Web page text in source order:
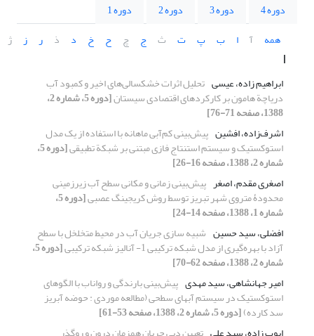
دوره 4
دوره 3 دوره 2
دوره 1
همه
آ ا ب پ ت ث ج چ ح خ د ذ ر ز ژ
ا
ابراهیم زاده، عیسی تحلیل اثرات خشکسالی‌های اخیر و کمبود آب
دریاچة هامون بر کارکردهای اقتصادی سیستان [دوره 5، شماره 2،
1388، صفحه 71-76]
اشرف‌زاده، افشین پیش‌بینی کم‌آبی‌ ماهانه با استفاده از یک مدل
استوکستیک و سیستم استنتاج فازی مبتنی بر شبکة تطبیقی [دوره 5،
شماره 2، 1388، صفحه 16-26]
اصغری مقدم، اصغر پیش‌بینی زمانی و مکانی سطح آب‌ زیرزمینی
محدودۀ متروی شهر تبریز توسط روش کریجینگ عصبی [دوره 5،
شماره 1، 1388، صفحه 14-24]
افضلی، سید حسین شبیه سازی جریان آب در محیط متخلخل با سطح
آزاد با بهره‌گیری از مدل شبکه ترکیبی 1- آنالیز شبکه ترکیبی [دوره 5،
شماره 2، 1388، صفحه 62-70]
امیر جهانشاهی، سید مهدی پیش‌بینی بارندگی و رواناب با الگوهای
استوکستیک در سیستم آبهای سطحی (مطالعه موردی : حوضه آبریز
سد کارده)[دوره 5، شماره 2، 1388، صفحه 53-61]